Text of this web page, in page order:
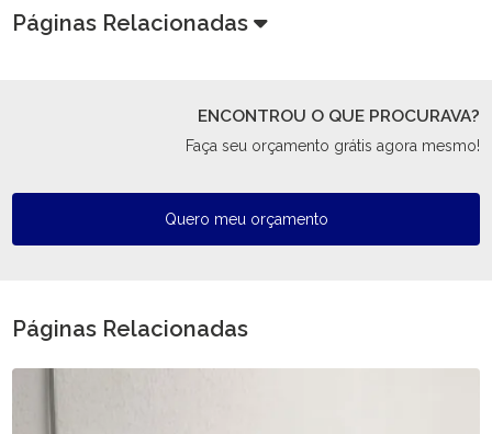
Páginas Relacionadas
ENCONTROU O QUE PROCURAVA?
Faça seu orçamento grátis agora mesmo!
Quero meu orçamento
Páginas Relacionadas